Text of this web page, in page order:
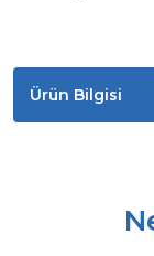
Ürün Bilgisi